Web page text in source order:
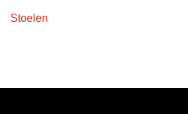
Stoelen